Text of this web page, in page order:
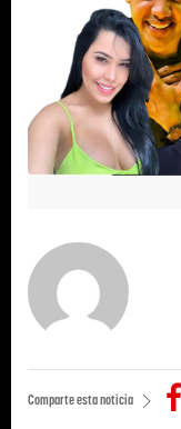
Comparte esta noticia